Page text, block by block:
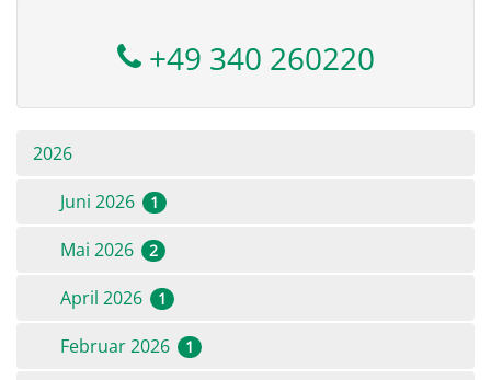
+49 340 260220
2026
Juni 2026
1
Mai 2026 2
April 2026 1
Februar 2026 1